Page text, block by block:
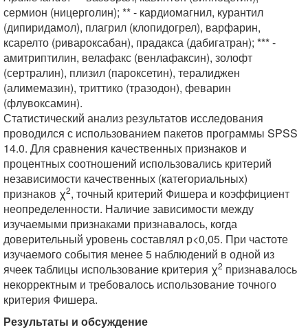
сермион (ницерголин); ** - кардиомагнил, курантил
(дипиридамол), плагрил (клопидогрел), варфарин,
ксарелто (ривароксабан), прадакса (дабигатран); *** -
амитриптилин, велафакс (венлафаксин), золофт
(сертралин), плизил (пароксетин), тералиджен
(алимемазин), триттико (тразодон), феварин
(флувоксамин).
Статистический анализ результатов исследования
проводился с использованием пакетов программы SPSS
14.0. Для сравнения качественных признаков и
процентных соотношений использовались критерий
независимости качественных (категориальных)
признаков χ2, точный критерий Фишера и коэффициент
неопределенности. Наличие зависимости между
изучаемыми признаками признавалось, когда
доверительный уровень составлял р<0,05. При частоте
изучаемого события менее 5 наблюдений в одной из
ячеек таблицы использование критерия χ2 признавалось
некорректным и требовалось использование точного
критерия Фишера.
Результаты и обсуждение